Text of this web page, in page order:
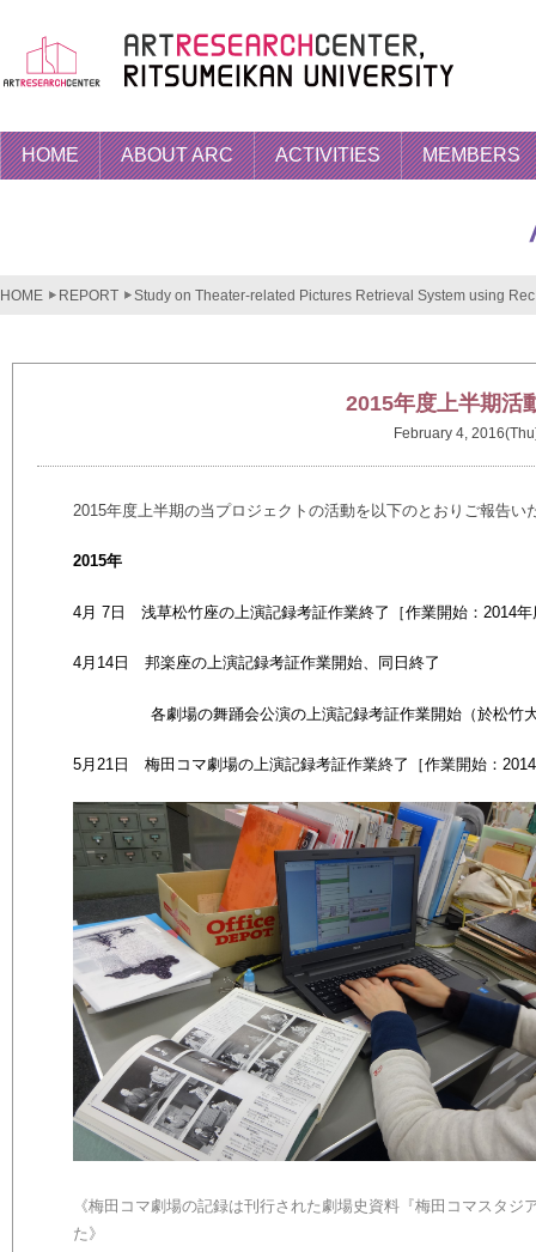
HOME ABOUT ARC ACTIVITIES MEMBERS
HOME REPORT Study on Theater-related Pictures Retrieval System using
2015年度上半期活
February 4,
2015年度上半期の当プロジェクトの活動を以下のとおりご報告い
2015年
4 月 7日 浅草松竹座の上演記録考証作業終了［作業開始：2014年
4月14 日 邦楽座の上演記録考証作業開始、同日終了
各劇場の舞踊会公演の上演記録考証作業開始（於松竹大
5月21 日 梅田コマ劇場の上演記録考証作業終了［作業開始：
《梅田コマ劇場の記録は刊行された劇場史資料『梅田コマスタジ
た》